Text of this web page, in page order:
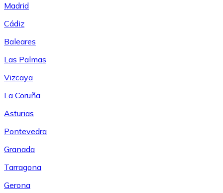
Madrid
Cádiz
Baleares
Las Palmas
Vizcaya
La Coruña
Asturias
Pontevedra
Granada
Tarragona
Gerona